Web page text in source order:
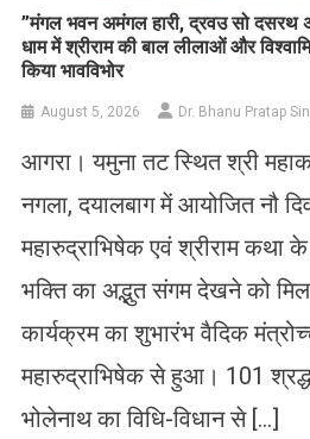
​”मंगल भवन अमंगल हारी, द्रवउ सो दसरथ
धाम में श्रीराम की बाल लीलाओं और
किया भावविभोर
August 5, 2026 Dr. Bhanu Pratap
आगरा। यमुना तट स्थित श्री
नगला, दयालबाग में आयोजित नौ
महारुद्राभिषेक एवं श्रीराम कथा
भक्ति का अद्भुत संगम देखने को
कार्यक्रम का शुभारंभ वैदिक
महारुद्राभिषेक से हुआ। 101
भोलेनाथ का विधि-विधान से […]